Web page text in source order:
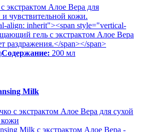
Алое Вера для
чувствительной кожи.
align: inherit"><span style="vertical-
гель с экстрактом Алое Вера
раздражения.</span></span>
Содержание: 200 мл
Milk
с экстрактом Алое Вера для сухой
кожи
Milk с экстрактом Алое Вера -